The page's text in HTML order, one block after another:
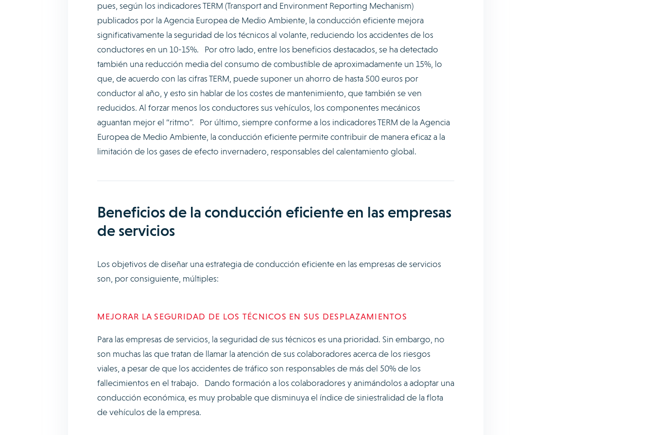
pues, según los indicadores TERM (Transport and Environment Reporting Mechanism)
publicados por la Agencia Europea de Medio Ambiente, la conducción eficiente mejora
significativamente la seguridad de los técnicos al volante, reduciendo los accidentes de los
conductores en un 10-15%. Por otro lado, entre los beneficios destacados, se ha detectado
también una reducción media del consumo de combustible de aproximadamente un 15%, lo
que, de acuerdo con las cifras TERM, puede suponer un ahorro de hasta 500 euros por
conductor al año, y esto sin hablar de los costes de mantenimiento, que también se ven
reducidos. Al forzar menos los conductores sus vehículos, los componentes mecánicos
aguantan mejor el “ritmo”. Por último, siempre conforme a los indicadores TERM de la Agencia
Europea de Medio Ambiente, la conducción eficiente permite contribuir de manera eficaz a la
limitación de los gases de efecto invernadero, responsables del calentamiento global.
Beneficios de la conducción eficiente en las empresas
de servicios
Los objetivos de diseñar una estrategia de conducción eficiente en las empresas de servicios
son, por consiguiente, múltiples:
MEJORAR LA SEGURIDAD DE LOS TÉCNICOS EN SUS DESPLAZAMIENTOS
Para las empresas de servicios, la seguridad de sus técnicos es una prioridad. Sin embargo, no
son muchas las que tratan de llamar la atención de sus colaboradores acerca de los riesgos
viales, a pesar de que los accidentes de tráfico son responsables de más del 50% de los
fallecimientos en el trabajo. Dando formación a los colaboradores y animándolos a adoptar una
conducción económica, es muy probable que disminuya el índice de siniestralidad de la flota
de vehículos de la empresa.